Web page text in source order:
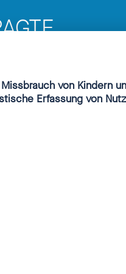
von Kindern
Erfassung von